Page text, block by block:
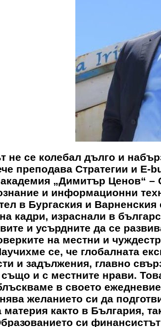
не се колебал дълго и
преподава Стратегии и Е-
„Димитър Ценов“ –
и информационни
в Бургаския и
кадри, израснали в
и усърдните да се
на местни и
се, че глобалната
и задължения, главно
и с местните нрави.
в своето
желанието си да
както в България,
си